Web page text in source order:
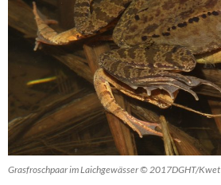
Grasfroschpaar im Laichgewässer © 2017DGHT/Kwet